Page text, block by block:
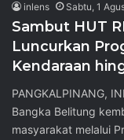
inlens Sabtu, 1
Sambut HUT
Luncurkan
Kendaraan
PANGKALPINANG,
Bangka Belitung
masyarakat melalui